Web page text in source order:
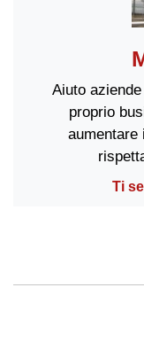
Aiuto
proprio
aumentare
Ti